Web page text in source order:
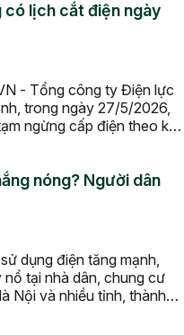
có lịch cắt điện ngày
- Tổng công ty Điện lực
trong ngày 27/5/2026,
ngừng cấp điện theo kế
nóng? Người dân
dụng điện tăng mạnh,
tại nhà dân, chung cư
Nội và nhiều tỉnh, thành